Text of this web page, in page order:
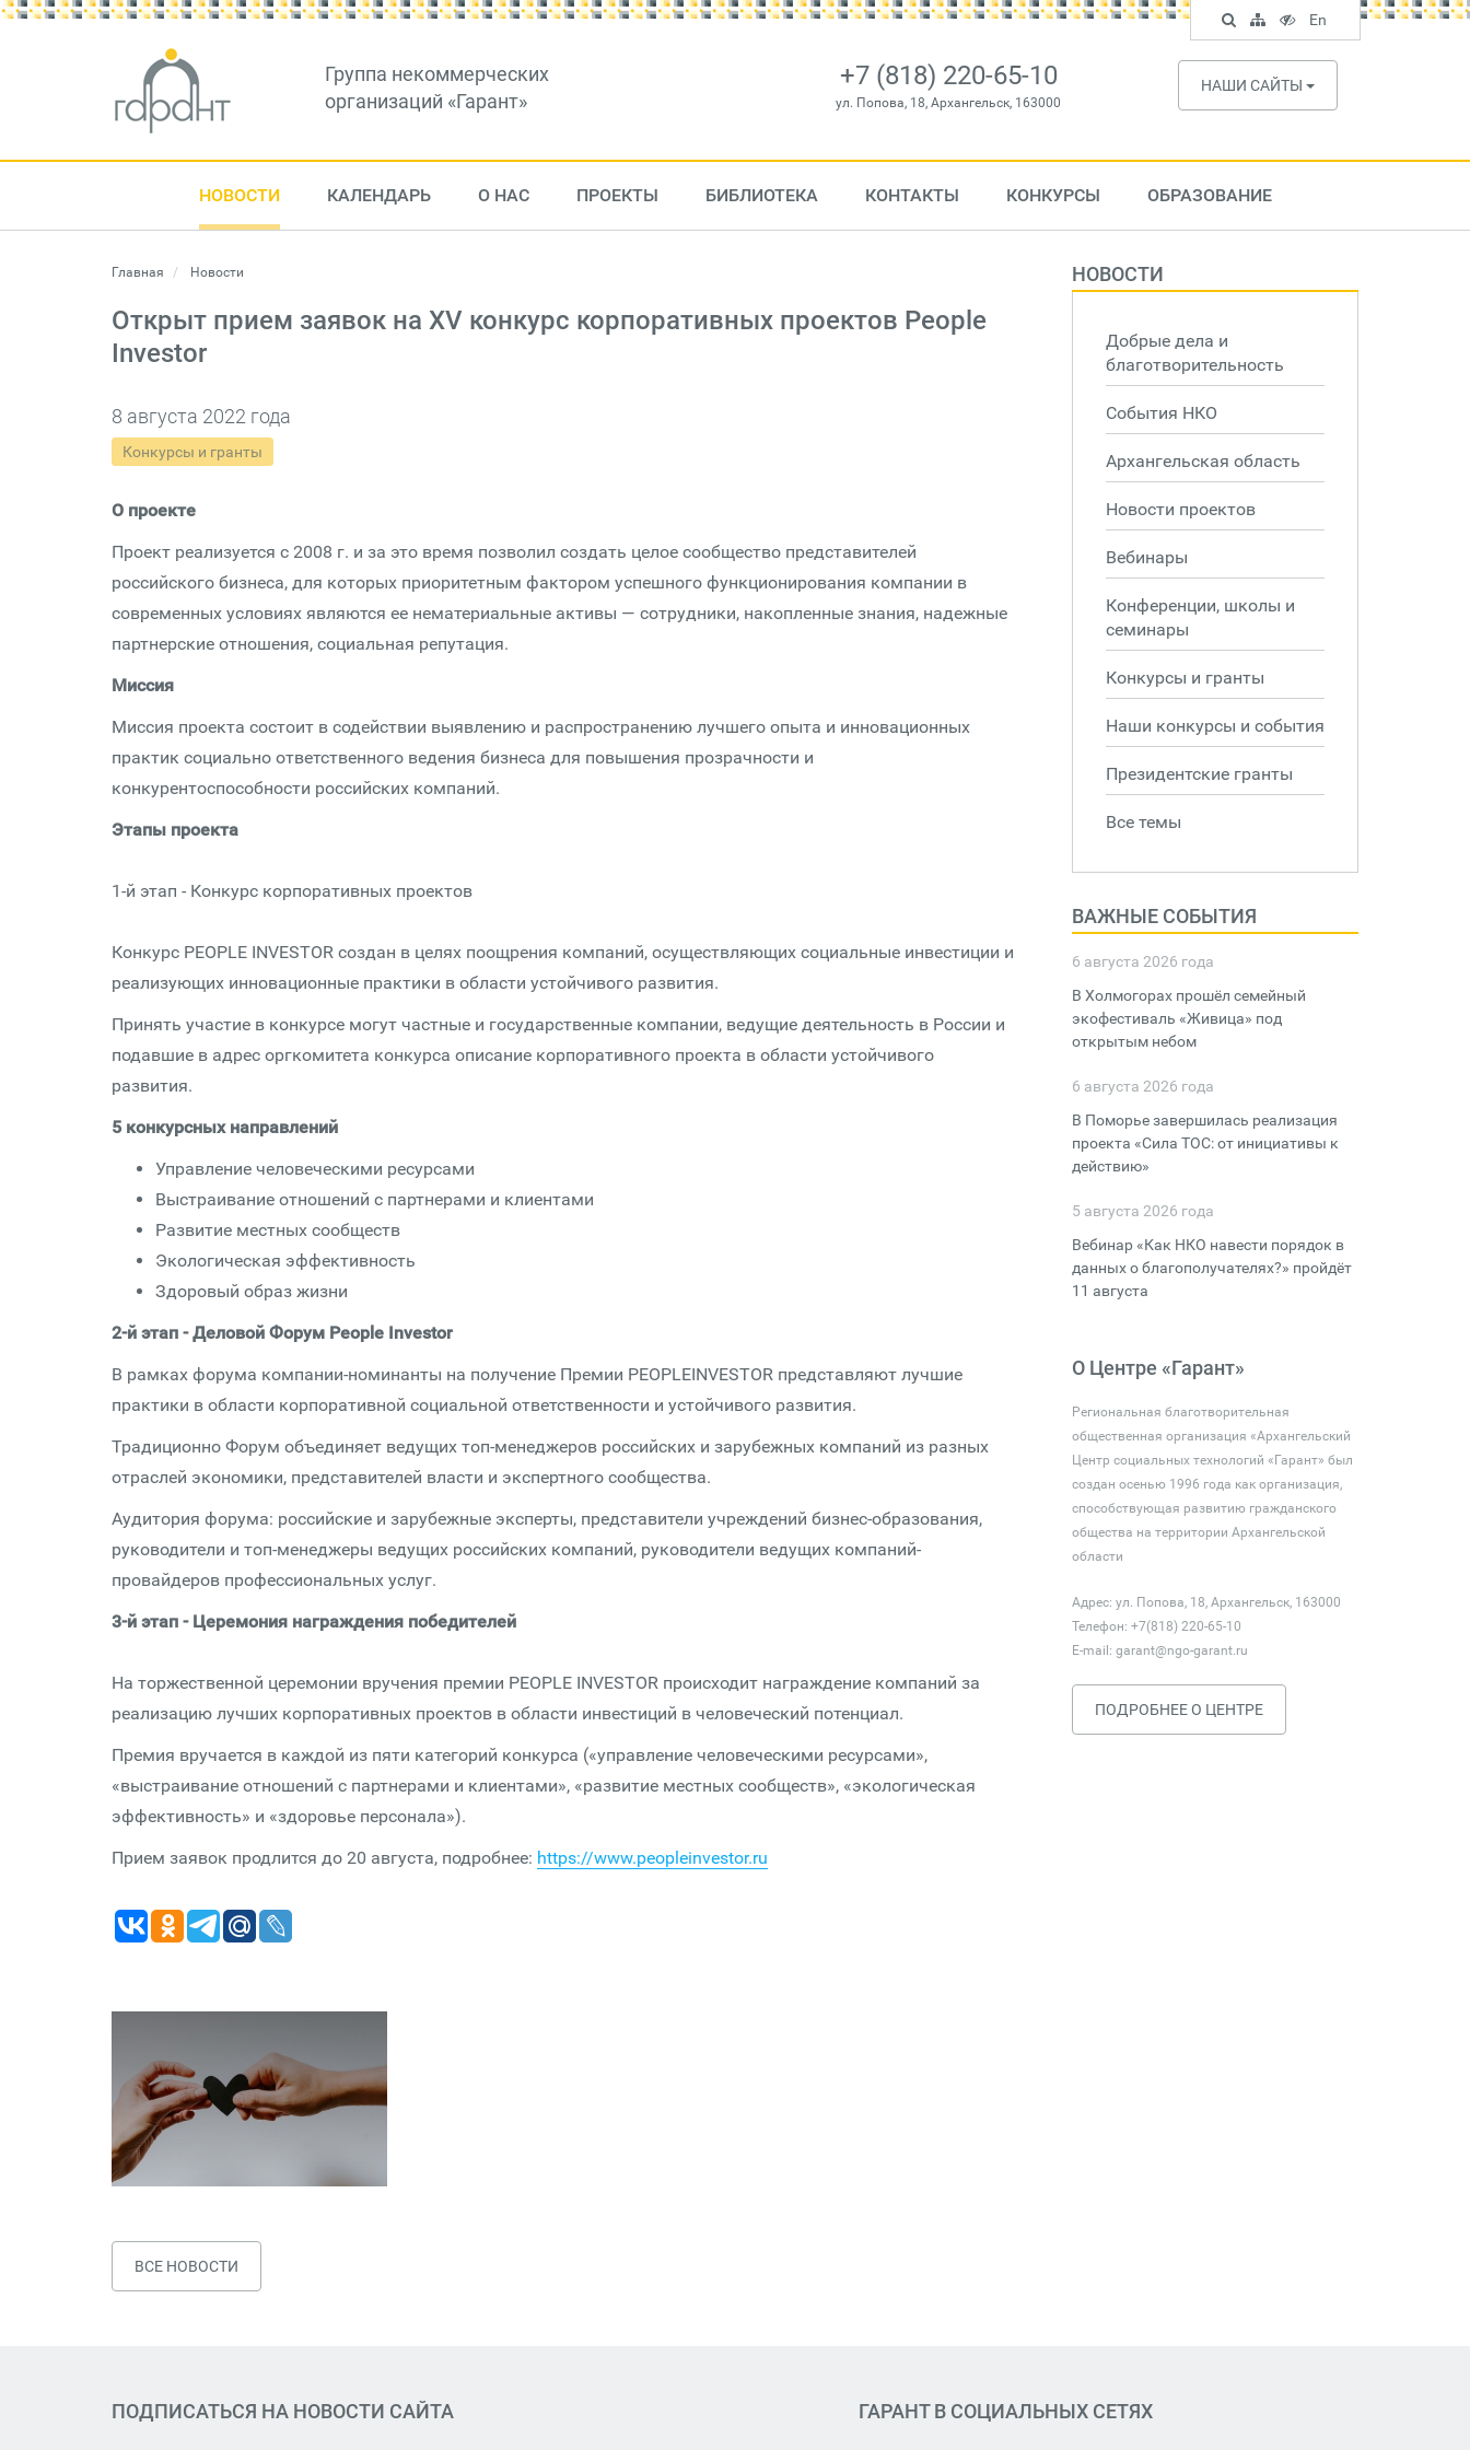
Группа некоммерческих
организаций «Гарант»
+7 (818) 220-65-10
ул. Попова, 18, Архангельск, 163000
НАШИ САЙТЫ
НОВОСТИ КАЛЕНДАРЬ О НАС ПРОЕКТЫ БИБЛИОТЕКА КОНТАКТЫ КОНКУРСЫ ОБРАЗОВАНИЕ
Главная Новости
Открыт прием заявок на XV конкурс корпоративных проектов People
Investor
8 августа 2022 года
Конкурсы и гранты
О проекте
Проект реализуется с 2008 г. и за это время позволил создать целое сообщество представителей
российского бизнеса, для которых приоритетным фактором успешного функционирования компании в
современных условиях являются ее нематериальные активы — сотрудники, накопленные знания, надежные
партнерские отношения, социальная репутация.
Миссия
Миссия проекта состоит в содействии выявлению и распространению лучшего опыта и инновационных
практик социально ответственного ведения бизнеса для повышения прозрачности и
конкурентоспособности российских компаний.
Этапы проекта
1-й этап - Конкурс корпоративных проектов
Конкурс PEOPLE INVESTOR создан в целях поощрения компаний, осуществляющих социальные инвестиции и
реализующих инновационные практики в области устойчивого развития.
Принять участие в конкурсе могут частные и государственные компании, ведущие деятельность в России и
подавшие в адрес оргкомитета конкурса описание корпоративного проекта в области устойчивого
развития.
5 конкурсных направлений
Управление человеческими ресурсами
Выстраивание отношений с партнерами и клиентами
Развитие местных сообществ
Экологическая эффективность
Здоровый образ жизни
2-й этап - Деловой Форум People Investor
В рамках форума компании-номинанты на получение Премии PEOPLEINVESTOR представляют лучшие
практики в области корпоративной социальной ответственности и устойчивого развития.
Традиционно Форум объединяет ведущих топ-менеджеров российских и зарубежных компаний из разных
отраслей экономики, представителей власти и экспертного сообщества.
Аудитория форума: российские и зарубежные эксперты, представители учреждений бизнес-образования,
руководители и топ-менеджеры ведущих российских компаний, руководители ведущих компаний-
провайдеров профессиональных услуг.
3-й этап - Церемония награждения победителей
На торжественной церемонии вручения премии PEOPLE INVESTOR происходит награждение компаний за
реализацию лучших корпоративных проектов в области инвестиций в человеческий потенциал.
Премия вручается в каждой из пяти категорий конкурса («управление человеческими ресурсами»,
«выстраивание отношений с партнерами и клиентами», «развитие местных сообществ», «экологическая
эффективность» и «здоровье персонала»).
Прием заявок продлится до 20 августа, подробнее: https://www.peopleinvestor.ru
ВСЕ НОВОСТИ
НОВОСТИ
Добрые дела и
благотворительность
События НКО
Архангельская область
Новости проектов
Вебинары
Конференции, школы и
семинары
Конкурсы и гранты
Наши конкурсы и события
Президентские гранты
Все темы
ВАЖНЫЕ СОБЫТИЯ
6 августа 2026 года
В Холмогорах прошёл семейный
экофестиваль «Живица» под
открытым небом
6 августа 2026 года
В Поморье завершилась реализация
проекта «Сила ТОС: от инициативы к
действию»
5 августа 2026 года
Вебинар «Как НКО навести порядок в
данных о благополучателях?» пройдёт
11 августа
О Центре «Гарант»
Региональная благотворительная
общественная организация «Архангельский
Центр социальных технологий «Гарант» был
создан осенью 1996 года как организация,
способствующая развитию гражданского
общества на территории Архангельской
области
Адрес: ул. Попова, 18, Архангельск, 163000
Телефон: +7(818) 220-65-10
E-mail: garant@ngo-garant.ru
ПОДРОБНЕЕ О ЦЕНТРЕ
ПОДПИСАТЬСЯ НА НОВОСТИ САЙТА ГАРАНТ В СОЦИАЛЬНЫХ СЕТЯХ
Поиск
по
сайту
Карта
сайта
Версия
для
слабовидящих
En
English